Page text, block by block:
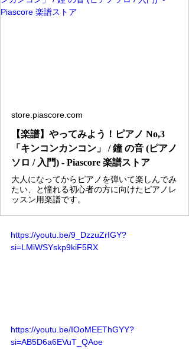
store.piascore.com
【楽譜】やってみよう！ピアノ No,3
「キンコンカンコン」 / 鐘 の音 (ピアノ
ソロ / 入門) - Piascore 楽譜ストア
大人になってからピアノを弾いて楽しんでみ
たい、と憧れる初心者の方に向けたピアノレ
ッスン用楽譜です。
https://youtu.be/9_DzzuZrIGY?
si=LMiWSYskp9kiF5RX
https://youtu.be/IOoMEEThGYY?
si=AB5D6a6EVuT_QAoe